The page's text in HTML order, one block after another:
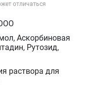
отличаться
Аскорбиновая
Рутозид,
раствора для